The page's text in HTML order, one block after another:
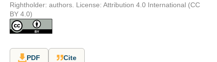
Rightholder: authors. License: Attribution 4.0 International (CC
BY 4.0)
PDF Cite